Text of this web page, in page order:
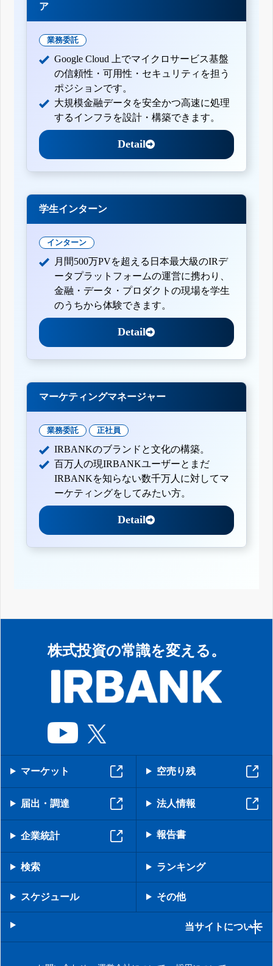
ア
業務委託
Google Cloud 上でマイクロサービス基盤
の信頼性・可用性・セキュリティを担う
ポジションです。
大規模金融データを安全かつ高速に処理
するインフラを設計・構築できます。
Detail
学生インターン
インターン
月間500万PVを超える日本最大級のIRデ
ータプラットフォームの運営に携わり、
金融・データ・プロダクトの現場を学生
のうちから体験できます。
Detail
マーケティングマネージャー
業務委託 正社員
IRBANKのブランドと文化の構築。
百万人の現IRBANKユーザーとまだ
IRBANKを知らない数千万人に対してマ
ーケティングをしてみたい方。
Detail
株式投資の常識を変える。
マーケット 空売り残
届出・調達 法人情報
企業統計 報告書
検索 ランキング
スケジュール その他
当サイトについて